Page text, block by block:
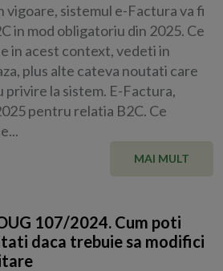
vigoare, sistemul e-Factura va fi
in mod obligatoriu din 2025. Ce
in acest context, vedeti in
plus alte cateva noutati care
privire la sistem. E-Factura,
pentru relatia B2C. Ce
MAI MULT
107/2024. Cum poti
daca trebuie sa modifici